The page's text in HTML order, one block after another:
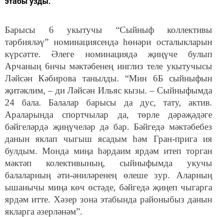
Барысы 6 укытучы “Сыйныф коллективы
тәрбияләү” номинациясендә һөнәри осталыкларын
күрсәтте. Әлеге номинациядә җиңүче булып
Арчаның 6нчы мәктәбенең инглиз теле укытучысы
Ләйсән Кәбирова танылды. “Мин 6Б сыйныфын
җитәклим, – ди Ләйсән Ильяс кызы. – Сыйныфымда
24 бала. Балалар барысы да дус, тату, актив.
Араларында спортчылар да, төрле дәрәҗәдәге
бәйгеләрдә җиңүчеләр дә бар. Бәйгедә мәктәбебез
данын яклап чыгыш ясадым һәм Гран-прига ия
булдым. Монда миңа һәрдаим ярдәм итеп торган
мәктәп колективының, сыйныфымда укучы
балаларның әти-әниләренең өлеше зур. Аларның
ышанычы миңа көч өстәде, бәйгедә җиңеп чыгарга
ярдәм итте. Хәзер зона этабында районыбыз данын
якларга әзерләнәм”.